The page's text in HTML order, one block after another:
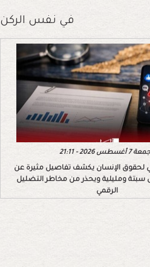
في نفس الركن
7 أغسطس 2026 - 21:11
لحقوق الإنسان يكشف تفاصيل مثيرة عن
سبتة ومليلية ويحذر من مخاطر التضليل
الرقمي